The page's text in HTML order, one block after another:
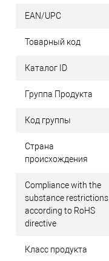
EAN/UPC
Товарный код
Каталог ID
Группа Продукта
Код группы
Страна
происхождения
Compliance with the
substance restrictions
according to RoHS
directive
Класс продукта